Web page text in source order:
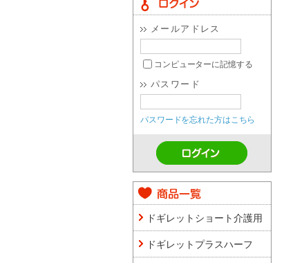
メールアドレス
コンピューターに記憶する
パスワード
パスワードを忘れた方はこちら
ドギレットショート介護用
ドギレットプラスハーフ